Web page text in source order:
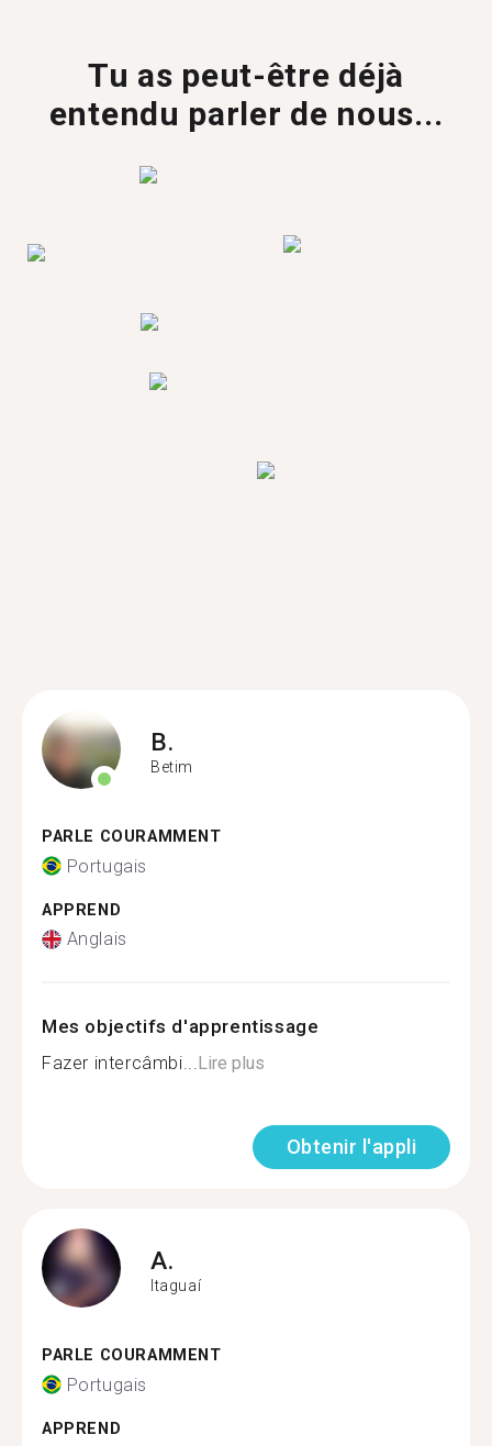
Tu as peut-être déjà
entendu parler de nous...
B.
Betim
PARLE COURAMMENT
Portugais
APPREND
Anglais
Mes objectifs d'apprentissage
Fazer intercâmbi...Lire plus
Obtenir l'appli
A.
Itaguaí
PARLE COURAMMENT
Portugais
APPREND